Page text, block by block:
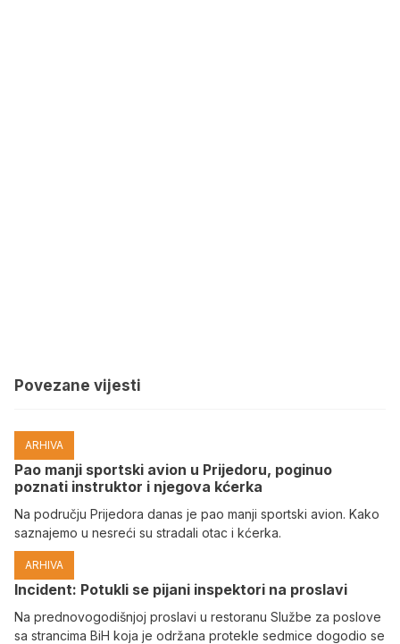
Povezane vijesti
ARHIVA
Pao manji sportski avion u Prijedoru, poginuo
poznati instruktor i njegova kćerka
Na području Prijedora danas je pao manji sportski avion. Kako
saznajemo u nesreći su stradali otac i kćerka.
ARHIVA
Incident: Potukli se pijani inspektori na proslavi
Na prednovogodišnjoj proslavi u restoranu Službe za poslove
sa strancima BiH koja je održana protekle sedmice dogodio se